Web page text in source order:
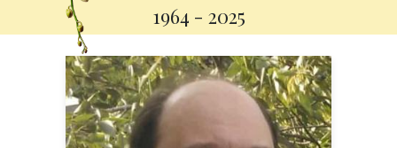
1964 - 2025